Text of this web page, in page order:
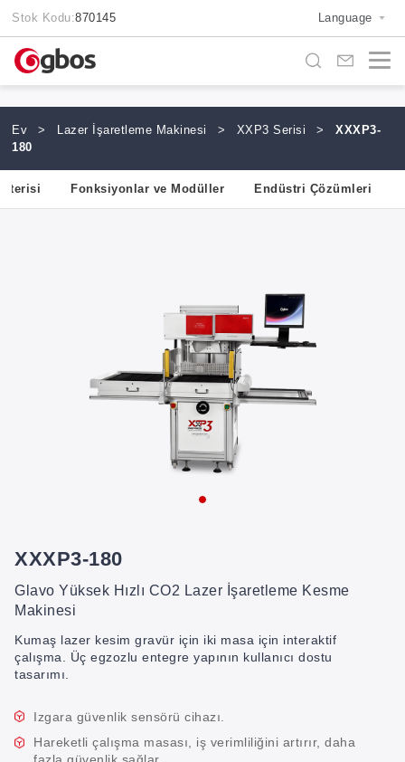
Stok Kodu:870145 Language
Ev > Lazer İşaretleme Makinesi > XXP3 Serisi >
XXXP3-
180
Fonksiyonlar ve Modüller Endüstri Çözümleri
XXXP3-180
Glavo Yüksek Hızlı CO2 Lazer İşaretleme Kesme
Makinesi
Kumaş lazer kesim gravür için iki masa için interaktif
çalışma. Üç egzozlu entegre yapının kullanıcı dostu
tasarımı.
Izgara güvenlik sensörü cihazı.
Hareketli çalışma masası, iş verimliliğini artırır, daha